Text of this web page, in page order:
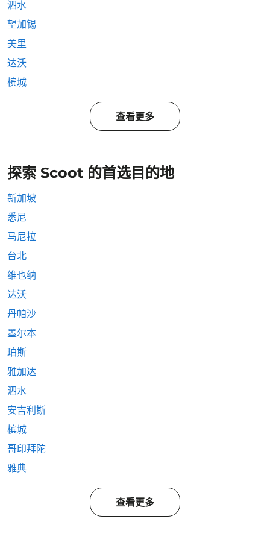
泗水
望加锡
美里
达沃
槟城
查看更多
探索 Scoot 的首选目的地
新加坡
悉尼
马尼拉
台北
维也纳
达沃
丹帕沙
墨尔本
珀斯
雅加达
泗水
安吉利斯
槟城
哥印拜陀
雅典
查看更多